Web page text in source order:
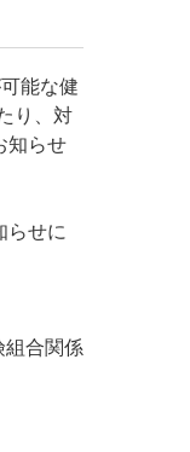
能な健
り、対
知らせ
らせに
組合関係